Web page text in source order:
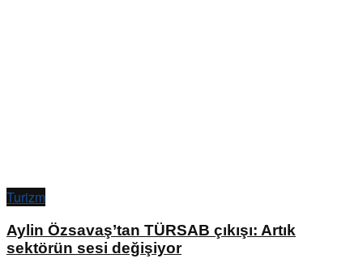
Turizm
Aylin Özsavaş’tan TÜRSAB çıkışı: Artık
sektörün sesi değişiyor